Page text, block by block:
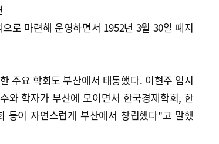
로 마련해 운영하면서 1952년 3월 30일 폐지
주요 학회도 부산에서 태동했다. 이현주 임시
와 학자가 부산에 모이면서 한국경제학회, 한
등이 자연스럽게 부산에서 창립했다"고 말했